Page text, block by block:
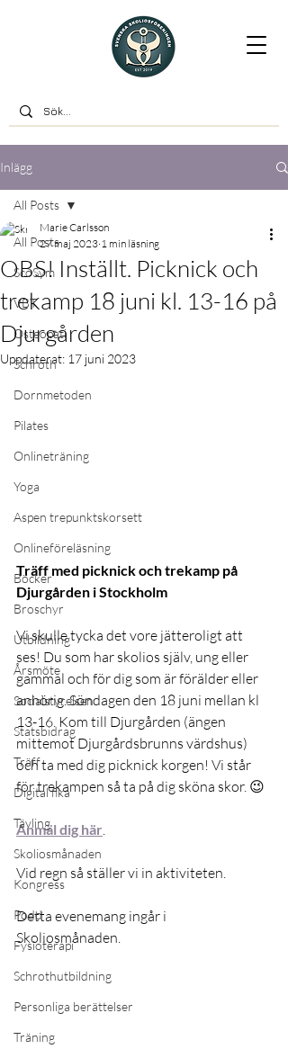
Inlägg
All Posts
ScoSym
VBT
Osteopati
Schroth
Dornmetoden
Pilates
Onlineträning
Yoga
Aspen trepunktskorsett
Onlineföreläsning
Böcker
Broschyr
Utbildning
Årsmöte
Socialstyrelsen
Statsbidrag
Träff
Digital fika
Tävling
Skoliosmånaden
Kongress
Podd
Fysioterapi
Schrothutbildning
Personliga berättelser
Träning
All Posts
OBS! Inställt. Picknick och
trekamp 18 juni kl. 13-16 på
Djurgården
Marie Carlsson
27 maj 2023 1 min läsning
Uppdaterat: 17 juni 2023
Träff med picknick och trekamp på
Djurgården i Stockholm
Vi skulle tycka det vore jätteroligt att
ses! Du som har skolios själv, ung eller
gammal och för dig som är förälder eller
anhörig. Söndagen den 18 juni mellan kl
13-16. Kom till Djurgården (ängen
mittemot Djurgårdsbrunns värdshus)
och ta med dig picknick korgen! Vi står
för trekampen så ta på dig sköna skor. 😉
Anmäl dig här.
Vid regn så ställer vi in aktiviteten.
Detta evenemang ingår i
Skoliosmånaden.